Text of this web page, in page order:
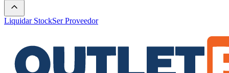
Liquidar StockSer Proveedor